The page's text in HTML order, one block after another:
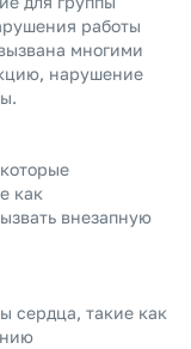
работы
многими
нарушение
как
внезапную
сердца, такие как